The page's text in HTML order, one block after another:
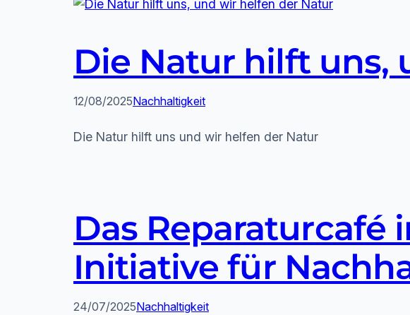
Die Natur hilft uns,
12/08/2025Nachhaltigkeit
Die Natur hilft uns und wir helfen der Natur
Das Reparaturcafé
Initiative für
24/07/2025Nachhaltigkeit